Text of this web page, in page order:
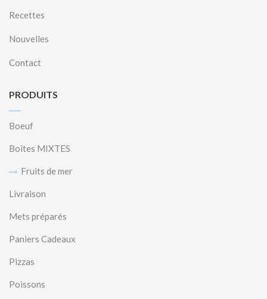
Recettes
Nouvelles
Contact
PRODUITS
Boeuf
Boîtes MIXTES
Fruits de mer
Livraison
Mets préparés
Paniers Cadeaux
Pizzas
Poissons